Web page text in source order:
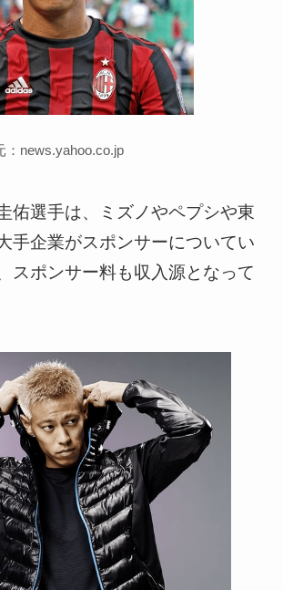
：news.yahoo.co.jp
佑選手は、ミズノやペプシや東
手企業がスポンサーについてい
スポンサー料も収入源となって